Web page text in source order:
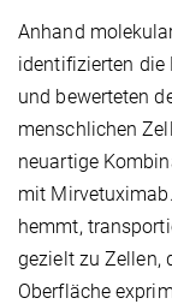
Anhand
identifizierten die
und bewerteten
menschlichen
neuartige
mit
hemmt,
gezielt zu Zellen,
Oberfläche